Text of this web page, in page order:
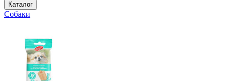
Каталог
Собаки